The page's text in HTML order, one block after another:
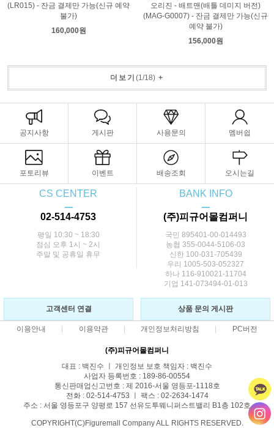
(LR015) - 잔금 결제만 가능(신규 예약
불가)
160,000원
오리진 - 배트맨(배틀 데미지 버전)
(MAG-G0007) - 잔금 결제만 가능(신규
예약 불가)
156,000원
더보기 (1/18) +
공지사항 게시판 사용문의 멤버쉽
포토리뷰 이벤트 배송조회 오시는길
CS CENTER
ㅡ
02-514-4753
평일 10:30 ~ 18:30
점심 오후 1시 ~ 2시
주말 및 공휴일 휴무
BANK INFO
ㅡ
(주)피규어몰컴퍼니
국민 895401-00-014493
농협 355-0044-5106-03
신한 100-031-705439
우리 1005-503-052327
하나 116-910021-11704
기업 141-073494-01-013
고객센터 연결 상품 문의 게시판
이용안내 이용약관 개인정보처리방침 PC버전
(주)피규어몰컴퍼니
대표 : 백진수 ㅣ 개인정보 보호 책임자 : 백진수
사업자 등록번호 : 189-86-00554
통신판매업신고번호 : 제 2016-서울 영등포-1118호
전화 : 02-514-4753 ㅣ 팩스 : 02-2634-1474
주소 : 서울 영등포구 양평로 157 선유도투웨니퍼스트밸리 B1층 102호
COPYRIGHT(C)Figuremall Company ALL RIGHTS RESERVED.